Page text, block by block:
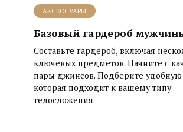
АКСЕССУАРЫ
Базовый гардероб
Составьте гардероб, включая
ключевых предметов. Начните с
пары джинсов. Подберите
которая подходит к вашему типу
телосложения.